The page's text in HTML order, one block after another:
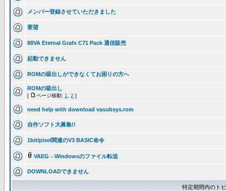
メンバー登録させていただきました
要望
88VA Eternal Grafx C71 Pack 通信販売
起動できません
ROMの吸出しができなくてお困りの方へ
ROMの吸出し
[ ページ移動: 1 2 ]
need help with download vasubsys.rom
自作ソフト大募集!!
1bit/pixel関連のV3 BASIC命令
VAEG⇔Windowsのファイル転送
DOWNLOADできません
特定期間内のト